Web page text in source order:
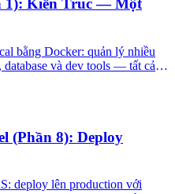
1): Kiến Trúc — Một
bằng Docker: quản lý nhiều
database và dev tools — tất cả
(Phần 8): Deploy
deploy lên production với